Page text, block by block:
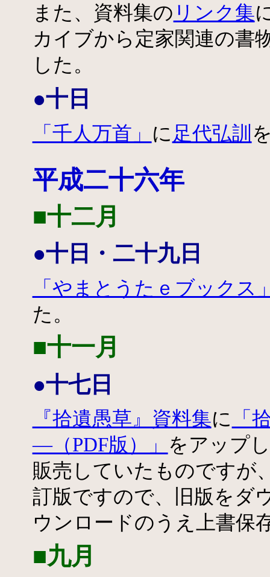
また、資料集の リンク集
カイブから定家関連の書
した。
●十日
「千人万首」 に 足代弘訓
平成二十六年
■十二月
●十日・二十九日
「やまとうたｅブックス
た。
■十一月
●十七日
『拾遺愚草』資料集に 「
―（PDF版）」 をアップ
販売していたものですが
訂版ですので、旧版をダ
ウンロードのうえ上書保
■九月